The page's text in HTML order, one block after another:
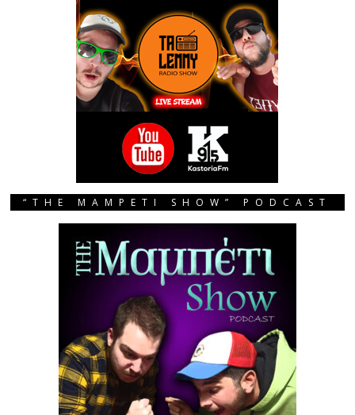
“THE MAMPETI SHOW” PODCAST